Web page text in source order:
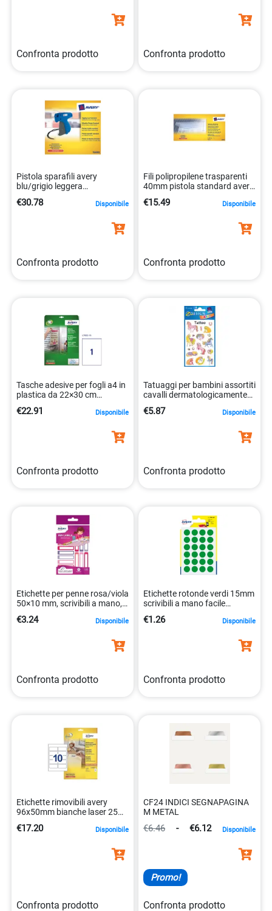
Confronta prodotto Confronta prodotto
Pistola sparafili avery
blu/grigio leggera
€30.78 Disponibile
Confronta prodotto
Fili polipropilene trasparenti
40mm pistola standard avery
€15.49 Disponibile
Confronta prodotto
Tasche adesive per fogli a4 in
plastica da 22×30 cm
€22.91 Disponibile
Confronta prodotto
Tatuaggi per bambini assortiti
cavalli dermatologicamente
€5.87 Disponibile
Confronta prodotto
Etichette per penne rosa/viola
50×10 mm, scrivibili a mano,
€3.24 Disponibile
Confronta prodotto
Etichette rotonde verdi 15mm
scrivibili a mano facile
€1.26 Disponibile
Confronta prodotto
Etichette rimovibili avery
96x50mm bianche laser 25
€17.20 Disponibile
Confronta prodotto
CF24 INDICI SEGNAPAGINA
M METAL
€6.46 - €6.12 Disponibile
Promo!
Confronta prodotto